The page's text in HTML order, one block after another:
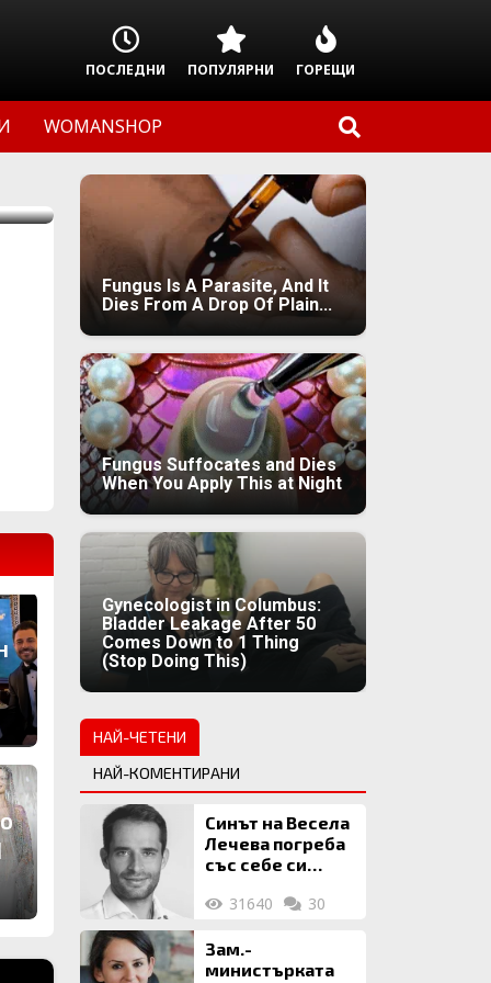
ПОСЛЕДНИ ПОПУЛЯРНИ ГОРЕЩИ
WOMANSHOP
Fungus Is A Parasite, And It
Dies From A Drop Of Plain...
Fungus Suffocates and Dies
When You Apply This at Night
Gynecologist in Columbus:
Bladder Leakage After 50
Comes Down to 1 Thing
(Stop Doing This)
НАЙ-ЧЕТЕНИ
НАЙ-КОМЕНТИРАНИ
Синът на Весела
Лечева погреба
със себе си
млн. евро
31640 30
Зам.-
министърката